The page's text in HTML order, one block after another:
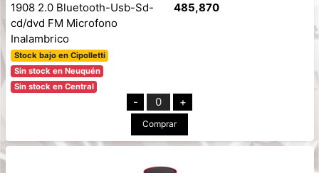
1908 2.0 Bluetooth-Usb-Sd-
cd/dvd FM Microfono
Inalambrico
Stock bajo en Cipolletti
Sin stock en Neuquén
Sin stock en Central
485,870
- 0 +
Comprar